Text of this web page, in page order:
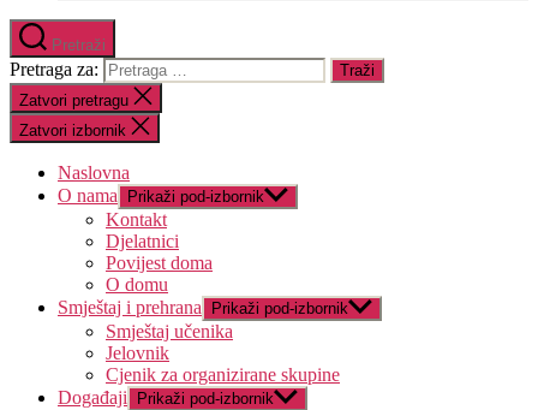
Pretraži
Pretraga za:
Zatvori pretragu
Zatvori izbornik
Naslovna
O nama
Prikaži pod-izbornik
Kontakt
Djelatnici
Povijest doma
O domu
Smještaj i prehrana
Prikaži pod-izbornik
Smještaj učenika
Jelovnik
Cjenik za organizirane skupine
Događaji
Prikaži pod-izbornik